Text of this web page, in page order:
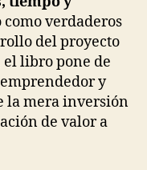
como verdaderos
del proyecto
el libro pone de
y
la mera inversión
de valor a